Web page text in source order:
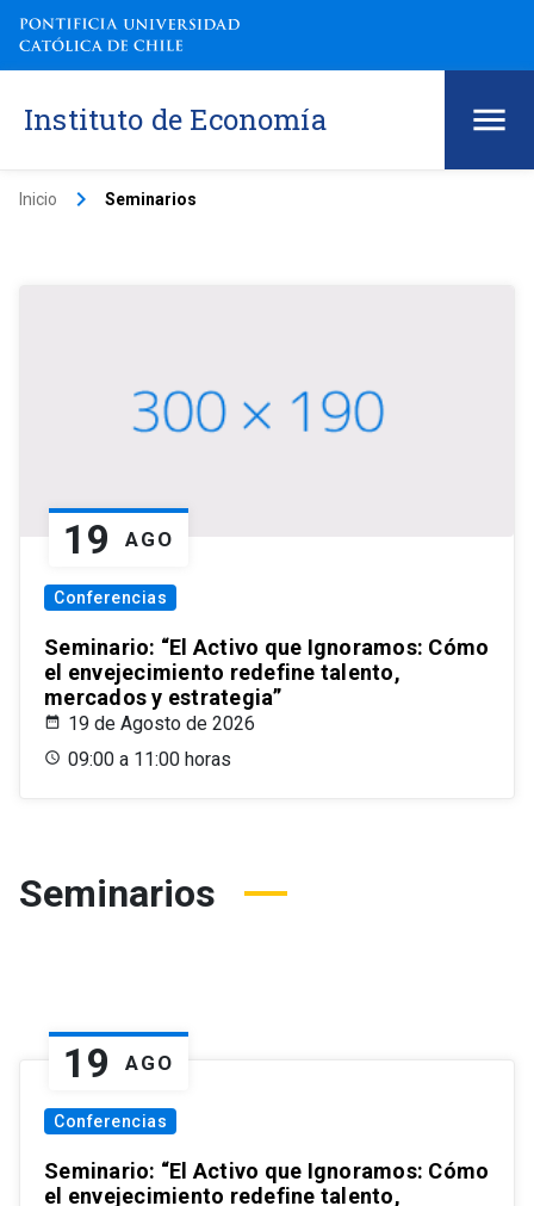
Instituto de Economía
Inicio keyboard_arrow_right Seminarios
19 AGO
Conferencias
Seminario: “El Activo que Ignoramos: Cómo
el envejecimiento redefine talento,
mercados y estrategia”
19 de Agosto de 2026
09:00 a 11:00 horas
Seminarios
19 AGO
Conferencias
Seminario: “El Activo que Ignoramos: Cómo
el envejecimiento redefine talento,